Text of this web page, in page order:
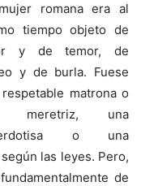
romana era al
tiempo objeto de
y de temor, de
y de burla. Fuese
respetable matrona o
meretriz, una
o una
las leyes. Pero,
de